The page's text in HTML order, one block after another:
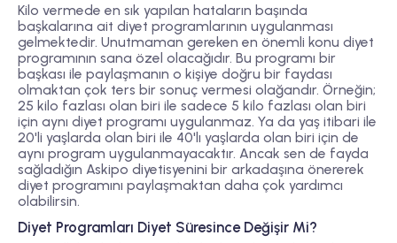
Kilo vermede en sık yapılan hataların başında
başkalarına ait diyet programlarının uygulanması
gelmektedir. Unutmaman gereken en önemli konu diyet
programının sana özel olacağıdır. Bu programı bir
başkası ile paylaşmanın o kişiye doğru bir faydası
olmaktan çok ters bir sonuç vermesi olağandır. Örneğin;
25 kilo fazlası olan biri ile sadece 5 kilo fazlası olan biri
için aynı diyet programı uygulanmaz. Ya da yaş itibari ile
20'li yaşlarda olan biri ile 40'lı yaşlarda olan biri için de
aynı program uygulanmayacaktır. Ancak sen de fayda
sağladığın Askipo diyetisyenini bir arkadaşına önererek
diyet programını paylaşmaktan daha çok yardımcı
olabilirsin.
Diyet Programları Diyet Süresince Değişir Mi?